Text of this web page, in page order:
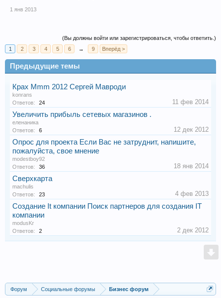
1 янв 2013
(Вы должны войти или зарегистрироваться, чтобы ответить.)
1
2 3 4 5 6 → 9 Вперёд >
Предыдущие темы
Крах Mmm 2012 Сергей Мавроди
konrans
Ответов:
24 11 фев 2014
Увеличить прибыль сетевых магазинов .
еленаника
Ответов:
6 12 дек 2012
Опрос для проекта Если Вас не затруднит, напишите,
пожалуйста, свое мнение
modestboy92
Ответов:
36 18 янв 2014
Сверхкарта
machulis
Ответов:
23 4 фев 2013
Создание It компании Поиск партнеров для создания IT
компании
modusKr
Ответов:
2 2 дек 2012
Форум Социальные форумы Бизнес форум